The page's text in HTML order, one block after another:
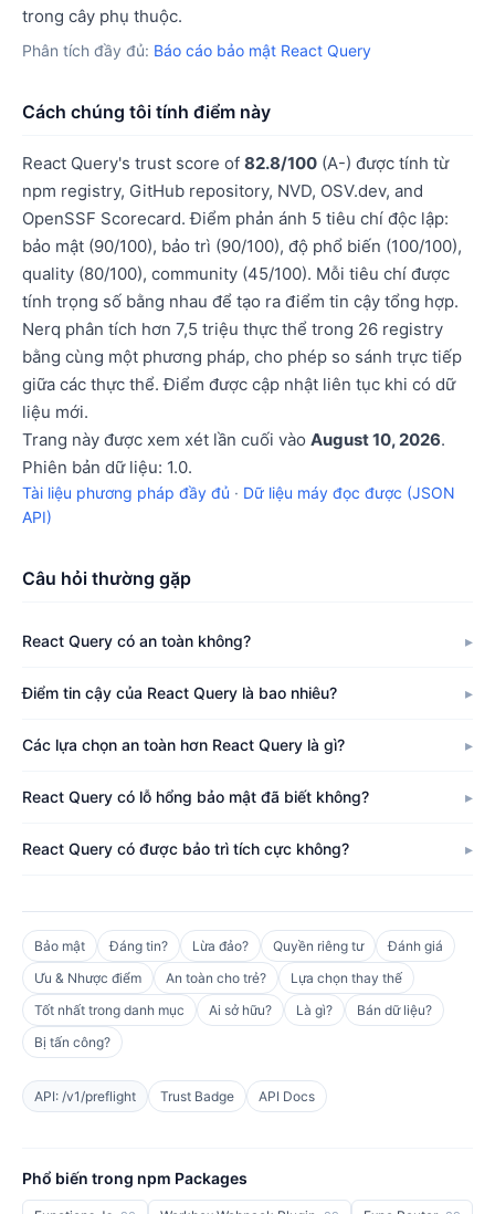
trong cây phụ thuộc.
Phân tích đầy đủ: Báo cáo bảo mật React Query
Cách chúng tôi tính điểm này
React Query's trust score of 82.8/100 (A-) được tính từ
npm registry, GitHub repository, NVD, OSV.dev, and
OpenSSF Scorecard. Điểm phản ánh 5 tiêu chí độc lập:
bảo mật (90/100), bảo trì (90/100), độ phổ biến (100/100),
quality (80/100), community (45/100). Mỗi tiêu chí được
tính trọng số bằng nhau để tạo ra điểm tin cậy tổng hợp.
Nerq phân tích hơn 7,5 triệu thực thể trong 26 registry
bằng cùng một phương pháp, cho phép so sánh trực tiếp
giữa các thực thể. Điểm được cập nhật liên tục khi có dữ
liệu mới.
Trang này được xem xét lần cuối vào August 10, 2026.
Phiên bản dữ liệu: 1.0.
Tài liệu phương pháp đầy đủ · Dữ liệu máy đọc được (JSON
API)
Câu hỏi thường gặp
React Query có an toàn không?
Điểm tin cậy của React Query là bao nhiêu?
Các lựa chọn an toàn hơn React Query là gì?
React Query có lỗ hổng bảo mật đã biết không?
React Query có được bảo trì tích cực không?
Bảo mật Đáng tin? Lừa đảo? Quyền riêng tư
Đánh giá
Ưu & Nhược điểm
An toàn cho trẻ?
Lựa chọn thay thế
Tốt nhất trong danh mục
Ai sở hữu? Là gì?
Bán dữ liệu?
Bị tấn công?
API: /v1/preflight Trust Badge API Docs
Phổ biến trong npm Packages